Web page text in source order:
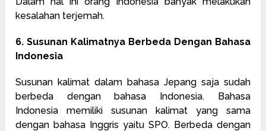
kesalahan terjemah.
6. Susunan Kalimatnya Berbeda Dengan Bahasa
Indonesia
Susunan kalimat dalam bahasa Jepang saja sudah
berbeda dengan bahasa Indonesia. Bahasa
Indonesia memiliki susunan kalimat yang sama
dengan bahasa Inggris yaitu SPO. Berbeda dengan